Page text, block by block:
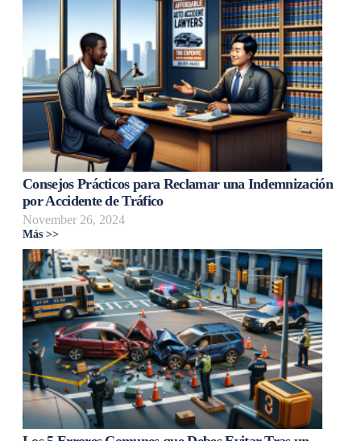
Consejos Prácticos para Reclamar una Indemnización
por Accidente de Tráfico
November 26, 2024
Más >>